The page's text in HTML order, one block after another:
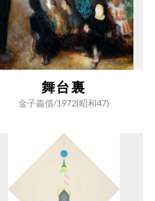
舞台裏
金子義償/1972(昭和47)